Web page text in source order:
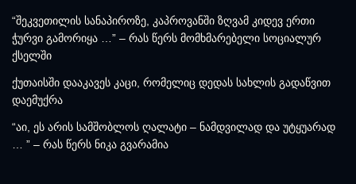
“შეკვეთილის სანაპიროზე, კაპროვანში ზღვამ კიდევ ერთი
ჭურვი გამორიყა …” – რას წერს მომხმარებელი სოციალურ
ქსელში
ქუთაისში დააკავეს კაცი, რომელიც დედას სახლის გადაწვით
დაემუქრა
“აი, ეს არის სამშობლოს ღალატი – ნამდვილად და უტყუარად
… ” – რას წერს ნიკა გვარამია